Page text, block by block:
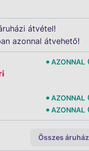
átvétel!
azonnal átvehető!
AZONNAL
AZONNAL
AZONNAL
Összes áruház